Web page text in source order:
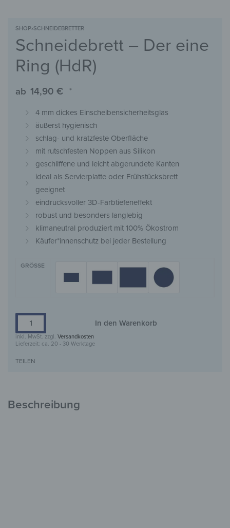
SHOP›SCHNEIDEBRETTER
Schneidebrett – Der eine
Ring (HdR)
ab 14,90 € *
4 mm dickes Einscheibensicherheitsglas
äußerst hygienisch
schlag- und kratzfeste Oberfläche
mit rutschfesten Noppen aus Silikon
geschliffene und leicht abgerundete Kanten
ideal als Servierplatte oder Frühstücksbrett
geeignet
eindrucksvoller 3D-Farbtiefeneffekt
robust und besonders langlebig
klimaneutral produziert mit 100% Ökostrom
Käufer*innenschutz bei jeder Bestellung
GRÖSSE
In den Warenkorb
inkl. MwSt. zzgl. Versandkosten
Lieferzeit: ca. 20 - 30 Werktage
TEILEN
Beschreibung